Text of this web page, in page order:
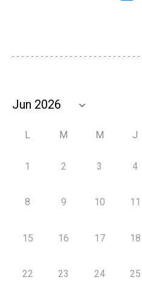
L M M J
1 2 3 4
8 9 10 11
15 16 17 18
22 23 24 25